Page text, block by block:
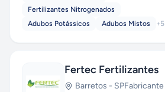
Fertilizantes Nitrogenados
Adubos Potássicos
Adubos Mistos +5
Fertec Fertilizantes
Barretos - SPFabricante